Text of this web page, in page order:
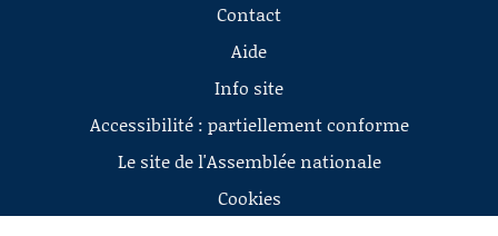
Contact
Aide
Info site
Accessibilité : partiellement conforme
Le site de l'Assemblée nationale
Cookies